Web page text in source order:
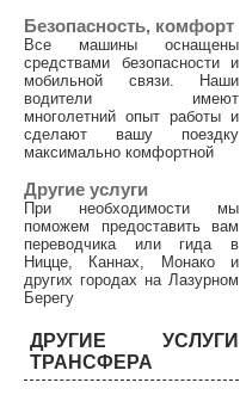
Безопасность, комфорт
Все машины оснащены
средствами безопасности и
мобильной связи. Наши
водители имеют
многолетний опыт работы и
сделают вашу поездку
максимально комфортной
Другие услуги
При необходимости мы
поможем предоставить вам
переводчика или гида в
Ницце, Каннах, Монако и
других городах на Лазурном
Берегу
ДРУГИЕ УСЛУГИ
ТРАНСФЕРА